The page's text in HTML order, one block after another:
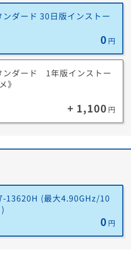
詳しく見る
額になる可能性
あり）
お支払いしま
込)
で不要PCを
け
WEBで買取依頼
が必要です
！
通常版
（ダウンロード版）
更新される可能性があります。最新情
認ください。
アカウントを守る「フィッシング詐欺
ールによるマルウェア感染リスクから
ームプレイ中の脅威を防ぐ「スマート
ダード 30日版インストー
0 円
ンダード 1年版インストー
》
+ 1,100 円
13620H (最大4.90GHz/10
0 円